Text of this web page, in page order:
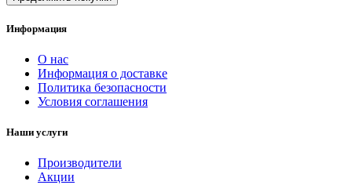
Информация
О нас
Информация о доставке
Политика безопасности
Условия соглашения
Наши услуги
Производители
Акции